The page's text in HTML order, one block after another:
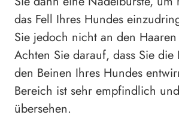
das Fell Ihres Hundes
Sie jedoch nicht an den
Achten Sie darauf, dass Sie die
den Beinen Ihres Hundes
Bereich ist sehr empfindlich
übersehen.